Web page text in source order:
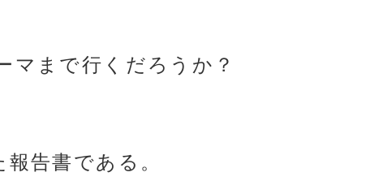
マまで行くだろうか？
告書である。